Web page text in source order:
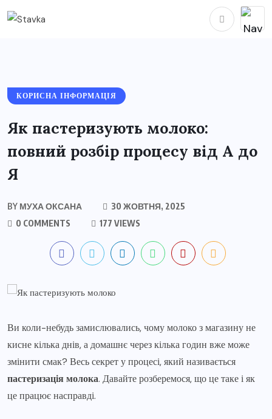
КОРИСНА ІНФОРМАЦІЯ
Як пастеризують молоко:
повний розбір процесу від А до
Я
BY МУХА ОКСАНА
30 ЖОВТНЯ, 2025
0 COMMENTS
177 VIEWS
Ви коли-небудь замислювались, чому молоко з магазину не
кисне кілька днів, а домашнє через кілька годин вже може
змінити смак? Весь секрет у процесі, який називається
пастеризація молока. Давайте розберемося, що це таке і як
це працює насправді.